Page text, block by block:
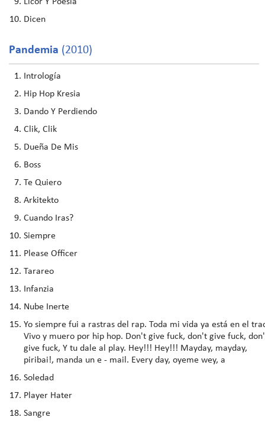
Dicen
Pandemia (2010)
Intrología
Hip Hop Kresia
Dando Y Perdiendo
Clik, Clik
Dueña De Mis
Boss
Te Quiero
Arkitekto
Cuando Iras?
Siempre
Please Officer
Tarareo
Infanzia
Nube Inerte
Yo siempre fui a rastras del rap. Toda mi vida ya está en el
Vivo y muero por hip hop. Don't give fuck, don't give fuck,
give fuck, Y tu dale al play. Hey!!! Hey!!! Mayday, mayday,
piribai!, manda un e - mail. Every day, oyeme wey, a
Soledad
Player Hater
Sangre